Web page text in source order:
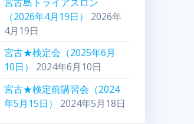
（2026年4月19日）
2026年
4月19日
宮古★検定会（2025年6月
10日）
2024年6月10日
宮古★検定前講習会（2024
年5月15日）
2024年5月18日